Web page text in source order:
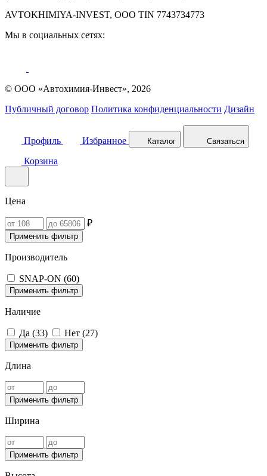
AVTOKHIMIYA-INVEST, OOO TIN 7743734773
Мы в социальных сетях:
© ООО «Автохимия-Инвест», 2026
Публичный договор Политика конфиденциальности Дизайн
Профиль Избранное Каталог Связаться
Корзина
Цена
₽
Применить фильтр
Производитель
SNAP-ON (60)
Применить фильтр
Наличие
Да (33) Нет (27)
Применить фильтр
Длина
Применить фильтр
Ширина
Применить фильтр